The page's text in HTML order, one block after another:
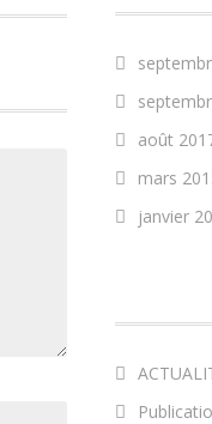
août
mars
janvier